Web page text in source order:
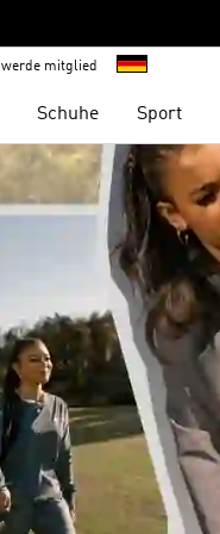
werde mitglied
Schuhe Sport